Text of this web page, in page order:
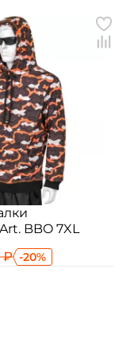
BBO 7XL
₽ -20%